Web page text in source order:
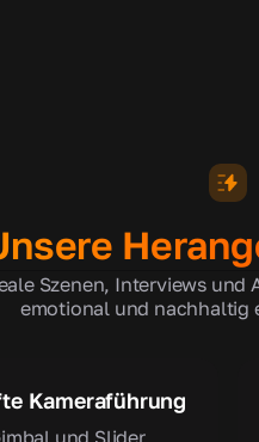
Szenen, Interviews
emotional und nachhaltig
Kameraführung